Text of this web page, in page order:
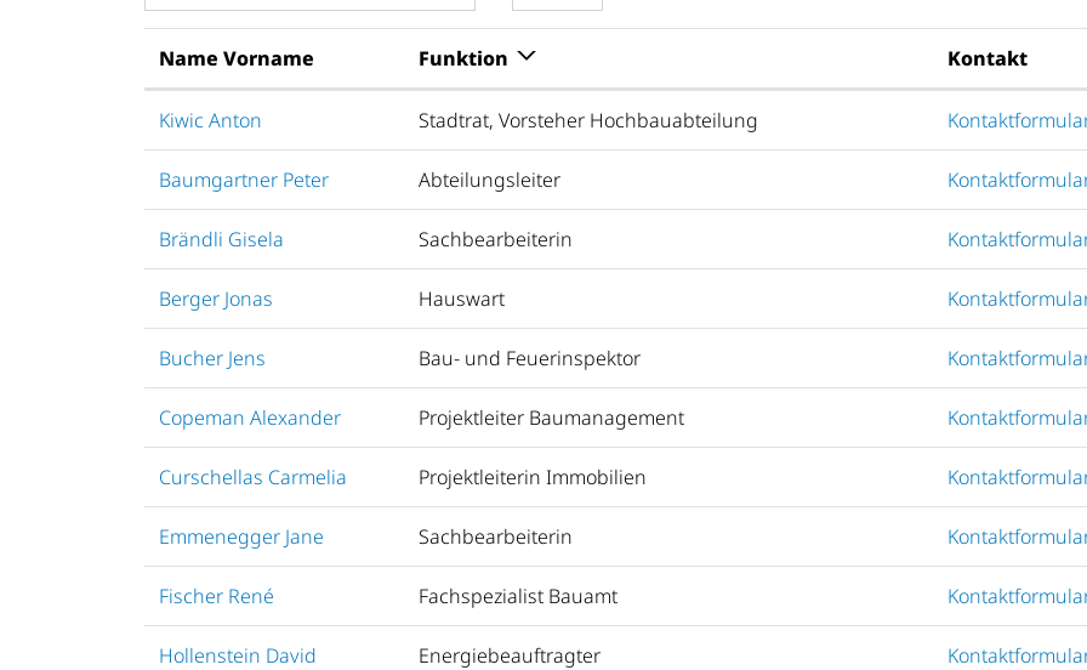
Name Vorname Funktion Kontakt
Kiwic Anton Stadtrat, Vorsteher Hochbauabteilung
Baumgartner Peter Abteilungsleiter
Brändli Gisela Sachbearbeiterin
Berger Jonas Hauswart
Bucher Jens Bau- und Feuerinspektor
Copeman Alexander Projektleiter Baumanagement
Curschellas Carmelia Projektleiterin Immobilien
Emmenegger Jane Sachbearbeiterin
Fischer René Fachspezialist Bauamt
Hollenstein David Energiebeauftragter